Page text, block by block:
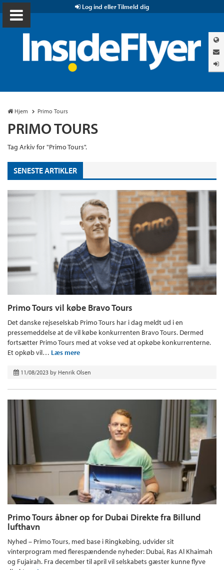
Log ind eller Tilmeld dig
Hjem Primo Tours
PRIMO TOURS
Tag Arkiv for "Primo Tours".
SENESTE ARTIKLER
Primo Tours vil købe Bravo Tours
Det danske rejseselskab Primo Tours har i dag meldt ud i en
pressemeddelse at de vil købe konkurrenten Bravo Tours. Dermed
fortsætter Primo Tours med at vokse ved at opkøbe konkurrenterne.
Et opkøb vil… Læs mere
11/08/2023 by Henrik Olsen
Primo Tours åbner op for Dubai Direkte fra Billund
lufthavn
Nyhed – Primo Tours, med base i Ringkøbing, udvider sit
vinterprogram med flerespændende nyheder: Dubai, Ras Al Khaimah
og Fujairah. Fra december til april vil selskabets gæster kunne flyve